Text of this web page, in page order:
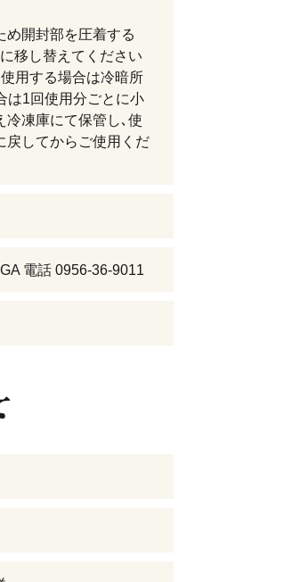
開封部を圧着する
移し替えてください
用する場合は冷暗所
は1回使用分ごとに小
冷凍庫にて保管し､使
戻してからご使用くだ
電話 0956-36-9011